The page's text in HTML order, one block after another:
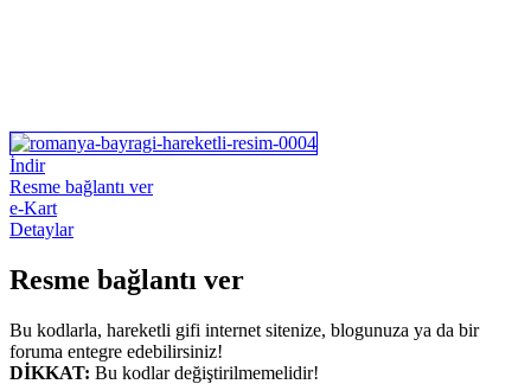
İndir
Resme bağlantı ver
e-Kart
Detaylar
Resme bağlantı ver
Bu kodlarla, hareketli gifi internet sitenize, blogunuza ya da bir
foruma entegre edebilirsiniz!
DİKKAT: Bu kodlar değiştirilmemelidir!